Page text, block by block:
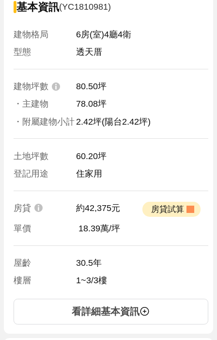
基本資訊(YC1810981)
建物格局
6房(室)4廳4衛
型態
透天厝
建物坪數
80.50坪
・主建物
78.08坪
・附屬建物小計 2.42坪(陽台2.42坪)
土地坪數
60.20坪
登記用途
住家用
房貸 約42,375元
單價 18.39萬/坪
屋齡
30.5年
樓層
1~3/3樓
看詳細基本資訊